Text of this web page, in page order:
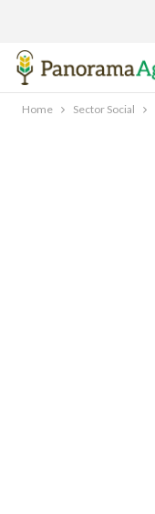
Home Sector Social